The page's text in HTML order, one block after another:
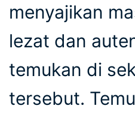
menyajikan
lezat dan
temukan di
tersebut.